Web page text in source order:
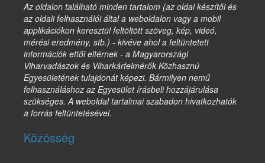
Az oldalon található minden tartalom (az oldal készítői és
az oldali felhasználói által a weboldalon vagy a mobil
applikációkon keresztül feltöltött szöveg, kép, videó,
mérési eredmény, stb.) - kivéve ahol a feltüntetett
információk ettől eltérnek - a Magyarországi
Viharvadászok és Viharkárfelmérők Közhasznú
Egyesületének tulajdonát képezi. Bármilyen nemű
felhasználáshoz az Egyesület írásbeli hozzájárulása
szükséges. A weboldal tartalmai szabadon hivatkozhatók
a forrás feltüntetésével.
Közösség